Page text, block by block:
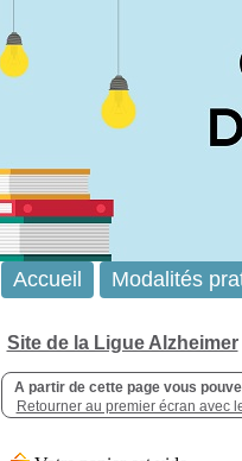
Site de la Ligue Alzheimer
A partir de cette page vous
Retourner au premier écran avec
Accueil Modalités